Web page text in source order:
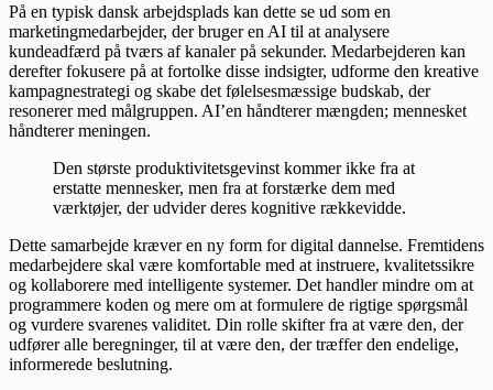
På en typisk dansk arbejdsplads kan dette se ud som en
marketingmedarbejder, der bruger en AI til at analysere
kundeadfærd på tværs af kanaler på sekunder. Medarbejderen kan
derefter fokusere på at fortolke disse indsigter, udforme den kreative
kampagnestrategi og skabe det følelsesmæssige budskab, der
resonerer med målgruppen. AI’en håndterer mængden; mennesket
håndterer meningen.
Den største produktivitetsgevinst kommer ikke fra at
erstatte mennesker, men fra at forstærke dem med
værktøjer, der udvider deres kognitive rækkevidde.
Dette samarbejde kræver en ny form for digital dannelse. Fremtidens
medarbejdere skal være komfortable med at instruere, kvalitetssikre
og kollaborere med intelligente systemer. Det handler mindre om at
programmere koden og mere om at formulere de rigtige spørgsmål
og vurdere svarenes validitet. Din rolle skifter fra at være den, der
udfører alle beregninger, til at være den, der træffer den endelige,
informerede beslutning.